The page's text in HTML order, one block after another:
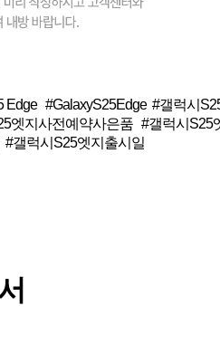
#GalaxyS25Edge #갤럭시
엣지사전예약사은품 #갤럭시S25
갤럭시S25엣지출시일